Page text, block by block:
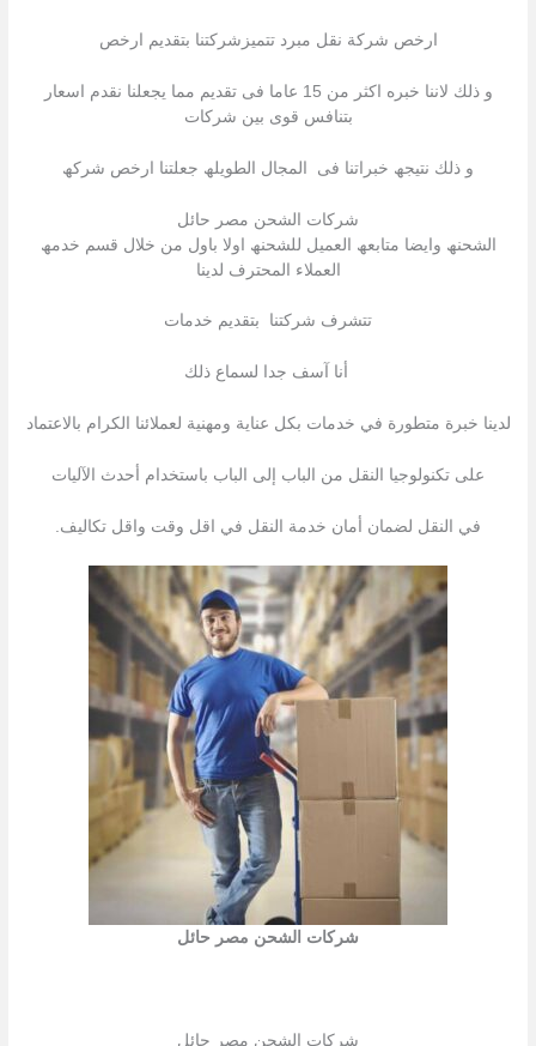
ارخص شركة نقل مبرد تتمیزشركتنا بتقدیم ارخص
و ذلك لاننا خبره اكثر من 15 عاما فى تقدیم مما یجعلنا نقدم اسعار
بتنافس قوى بین شركات
و ذلك نتیجھ خبراتنا فى المجال الطویلھ جعلتنا ارخص شركھ
شركات الشحن مصر حائل
الشحنھ وایضا متابعھ العمیل للشحنھ اولا باول من خلال قسم خدمھ
العملاء المحترف لدینا
تتشرف شركتنا بتقدیم خدمات
أنا آسف جدا لسماع ذلك
لدينا خبرة متطورة في خدمات بكل عناية ومهنية لعملائنا الكرام بالاعتماد
على تكنولوجيا النقل من الباب إلى الباب باستخدام أحدث الآليات
في النقل لضمان أمان خدمة النقل في اقل وقت واقل تكاليف.
شركات الشحن مصر حائل
شركات الشحن مصر حائل